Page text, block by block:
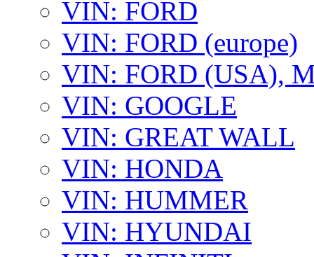
VIN: FORD
VIN: FORD (europe)
VIN: FORD (USA),
VIN: GOOGLE
VIN: GREAT WALL
VIN: HONDA
VIN: HUMMER
VIN: HYUNDAI